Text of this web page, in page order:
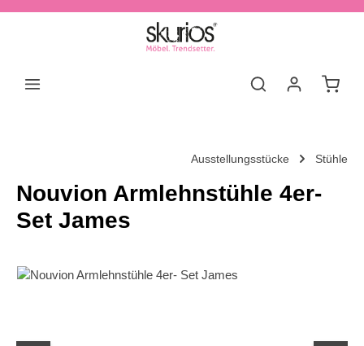
Zum Hauptinhalt springen
Ausstellungsstücke Stühle
Nouvion Armlehnstühle 4er-
Set James
Bildergalerie überspringen